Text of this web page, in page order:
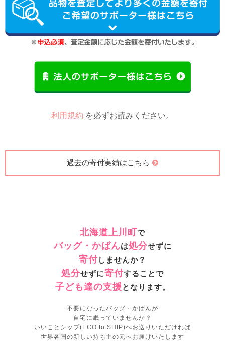
利用規約 を必ずお読みください。
過去の寄付実績はこちら
北海道上川町 で
バッグ・かばんは処分せずに
寄付しませんか？
処分せずに寄付することで
子ども達の支援 となります。
不要になったバッグ・かばんが
自宅に眠っていませんか？
いいことシップ(ECO to SHIP)へお送りいただければ
世界各国の新しい持ち主の元へお届けいたします